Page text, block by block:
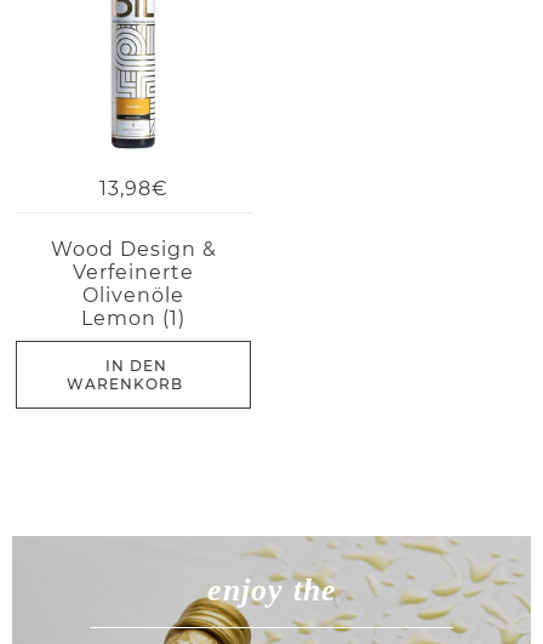
13,98€
Wood Design &
Verfeinerte
Olivenöle
Lemon (1)
IN DEN
WARENKORB
enjoy the